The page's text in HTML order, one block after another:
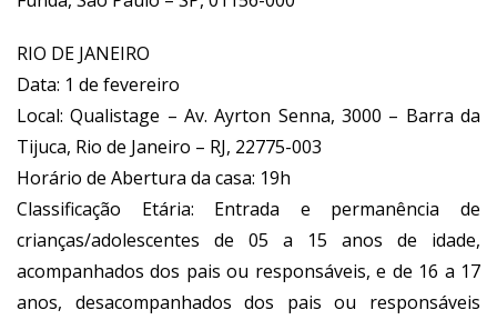
RIO DE JANEIRO
Data: 1 de fevereiro
Local: Qualistage – Av. Ayrton Senna, 3000 – Barra da
Tijuca, Rio de Janeiro – RJ, 22775-003
Horário de Abertura da casa: 19h
Classificação Etária: Entrada e permanência de
crianças/adolescentes de 05 a 15 anos de idade,
acompanhados dos pais ou responsáveis, e de 16 a 17
anos, desacompanhados dos pais ou responsáveis